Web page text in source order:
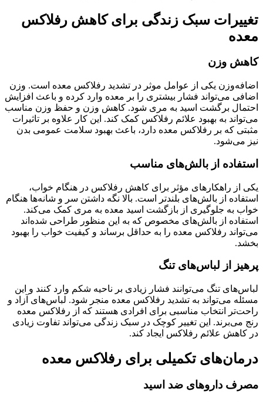
تغییرات سبک زندگی برای کاهش رفلاکس
معده
کاهش وزن
اضافه‌وزن یکی از عوامل موثر در تشدید رفلاکس معده است. وزن
اضافی می‌تواند فشار بیشتری را بر معده وارد کرده و باعث افزایش
احتمال برگشت اسید به مری شود. کاهش وزن و حفظ وزن مناسب
می‌تواند به بهبود علائم رفلاکس کمک کند. این کار علاوه بر تاثیرات
مثبتی که بر رفلاکس معده دارد، باعث بهبود سلامت عمومی بدن
نیز می‌شود.
استفاده از بالش‌های مناسب
یکی از راهکارهای مؤثر برای کاهش رفلاکس در هنگام خواب،
استفاده از بالش‌های بلندتر است. بالا نگه داشتن سر و شانه‌ها هنگام
خواب به جلوگیری از بازگشت اسید معده به مری کمک می‌کند.
استفاده از بالش‌های مخصوص که به این منظور طراحی شده‌اند
می‌تواند رفلاکس معده را به حداقل برساند و کیفیت خواب را بهبود
بخشد.
پرهیز از لباس‌های تنگ
لباس‌های تنگ می‌توانند فشار زیادی بر ناحیه شکم وارد کنند و این
مسئله می‌تواند به تشدید رفلاکس معده منجر شود. لباس‌های آزاد و
راحت‌تر انتخاب مناسبی برای افرادی هستند که از رفلاکس معده
رنج می‌برند. این تغییر کوچک در سبک زندگی می‌تواند تفاوت زیادی
در کاهش علائم رفلاکس ایجاد کند.
درمان‌های تکمیلی برای رفلاکس معده
مصرف داروهای ضد اسید